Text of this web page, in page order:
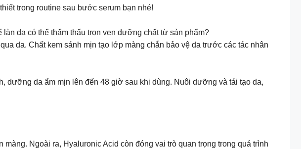
trong routine sau bước serum bạn nhé!
da có thể thẩm thấu trọn vẹn dưỡng chất từ sản phẩm?
da. Chất kem sánh mịn tạo lớp màng chắn bảo vệ da trước các tác nhân
dưỡng da ẩm mịn lên đến 48 giờ sau khi dùng. Nuôi dưỡng và tái tạo da,
Ngoài ra, Hyaluronic Acid còn đóng vai trò quan trọng trong quá trình